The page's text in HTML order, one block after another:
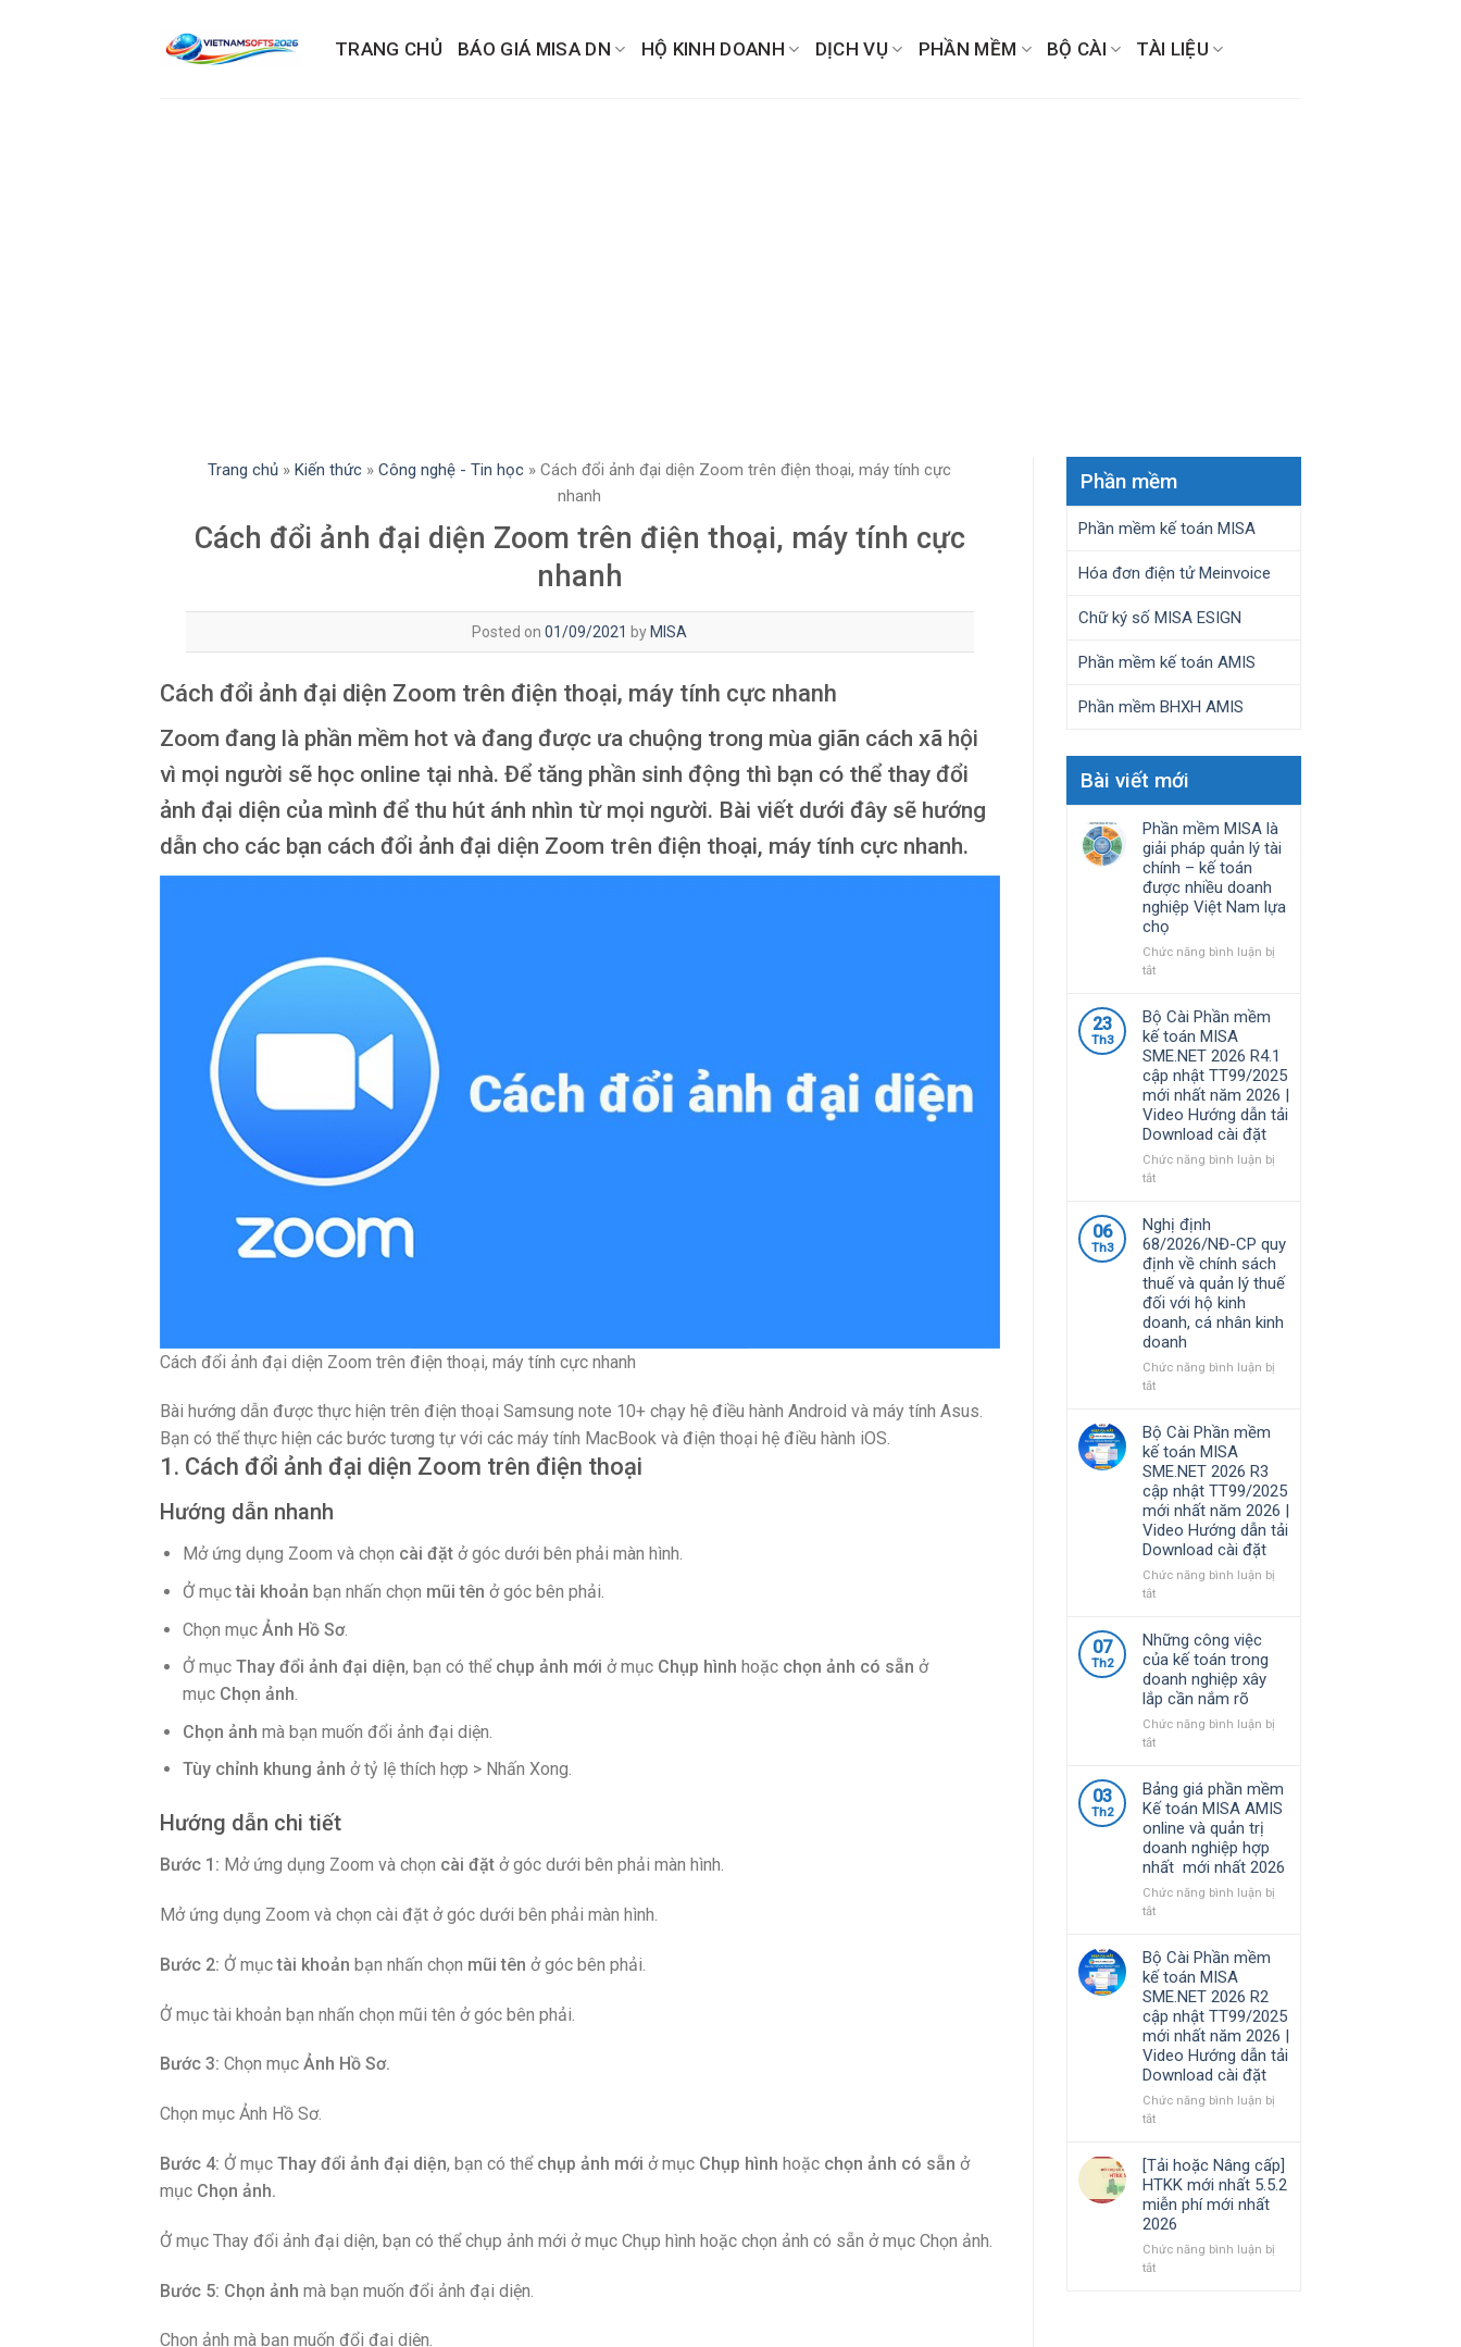
TRANG CHỦ BÁO GIÁ MISA DN HỘ KINH DOANH DỊCH VỤ PHẦN MỀM BỘ CÀI TÀI LIỆU
Trang chủ »Kiến thức »Công nghệ - Tin học »Cách đổi ảnh đại diện Zoom trên điện thoại, máy tính cực
nhanh
Cách đổi ảnh đại diện Zoom trên điện thoại, máy tính cực
nhanh
Posted on01/09/2021 byMISA
Cách đổi ảnh đại diện Zoom trên điện thoại, máy tính cực nhanh
Zoom đang là phần mềm hot và đang được ưa chuộng trong mùa giãn cách xã hội
vì mọi người sẽ học online tại nhà. Để tăng phần sinh động thì bạn có thể thay đổi
ảnh đại diện của mình để thu hút ánh nhìn từ mọi người. Bài viết dưới đây sẽ hướng
dẫn cho các bạn cách đổi ảnh đại diện Zoom trên điện thoại, máy tính cực nhanh.
Cách đổi ảnh đại diện Zoom trên điện thoại, máy tính cực nhanh
Bài hướng dẫn được thực hiện trên điện thoại Samsung note 10+ chạy hệ điều hành Android và máy tính Asus.
Bạn có thể thực hiện các bước tương tự với các máy tính MacBook và điện thoại hệ điều hành iOS.
1. Cách đổi ảnh đại diện Zoom trên điện thoại
Hướng dẫn nhanh
Mở ứng dụng Zoom và chọn cài đặtở góc dưới bên phải màn hình.
Ở mụctài khoản bạn nhấn chọn mũi tên ở góc bên phải.
Chọn mục Ảnh Hồ Sơ.
Ở mục Thay đổi ảnh đại diện, bạn có thể chụp ảnh mới ở mục Chụp hình hoặc chọn ảnh có sẵn ở
mục Chọn ảnh.
Chọn ảnh mà bạn muốn đổi ảnh đại diện.
Tùy chỉnh khung ảnh ở tỷ lệ thích hợp > Nhấn Xong.
Hướng dẫn chi tiết
Bước 1: Mở ứng dụng Zoom và chọn cài đặt ở góc dưới bên phải màn hình.
Mở ứng dụng Zoom và chọn cài đặt ở góc dưới bên phải màn hình.
Bước 2: Ở mụctài khoản bạn nhấn chọn mũi tên ở góc bên phải.
Ở mục tài khoản bạn nhấn chọn mũi tên ở góc bên phải.
Bước 3: Chọn mục Ảnh Hồ Sơ.
Chọn mục Ảnh Hồ Sơ.
Bước 4: Ở mục Thay đổi ảnh đại diện, bạn có thể chụp ảnh mới ở mục Chụp hình hoặc chọn ảnh có sẵn ở
mục Chọn ảnh.
Ở mục Thay đổi ảnh đại diện, bạn có thể chụp ảnh mới ở mục Chụp hình hoặc chọn ảnh có sẵn ở mục Chọn ảnh.
Bước 5: Chọn ảnh mà bạn muốn đổi ảnh đại diện.
Chọn ảnh mà bạn muốn đổi đại diện.
Phần mềm
Phần mềm kế toán MISA
Hóa đơn điện tử Meinvoice
Chữ ký số MISA ESIGN
Phần mềm kế toán AMIS
Phần mềm BHXH AMIS
Bài viết mới
Phần mềm MISA là
giải pháp quản lý tài
chính – kế toán
được nhiều doanh
nghiệp Việt Nam lựa
chọ
Chức năng bình luận bị
tắtở
mềm
MISA
là
giải
pháp
quản
lý
tài
chính
–
được
nhiều
doanh
nghiệp
Việt
Nam
lựa
23
Th3
Bộ Cài Phần mềm
kế toán MISA
SME.NET 2026 R4.1
cập nhật TT99/2025
mới nhất năm 2026 |
Video Hướng dẫn tải
Download cài đặt
Chức năng bình luận bị
tắtở
Phần
mềm
kế
toán
MISA
SME.NET
2026
R4.1
cập
mới
nhất
năm
2026
|
Video
Hướng
tải
Download
đặt
06
Th3
Nghị định
68/2026/NĐ-CP quy
định về chính sách
thuế và quản lý thuế
đối với hộ kinh
doanh, cá nhân kinh
doanh
Chức năng bình luận bị
tắtở
định
68/2026/NĐ-
CP
quy
định
về
chính
sách
thuế
và
thuế
đối
với
hộ
kinh
doanh,
kinh
doanh
Bộ Cài Phần mềm
kế toán MISA
SME.NET 2026 R3
cập nhật TT99/2025
mới nhất năm 2026 |
Video Hướng dẫn tải
Download cài đặt
Chức năng bình luận bị
tắtở
Phần
mềm
kế
toán
MISA
SME.NET
R3
cập
nhật
TT99/2025
mới
nhất
năm
2026
Hướng
dẫn
tải
Download
cài
đặt
07
Th2
Những công việc
của kế toán trong
doanh nghiệp xây
lắp cần nắm rõ
Chức năng bình luận bị
tắtở
công
việc
của
kế
toán
trong
doanh
nghiệp
cần
nắm
rõ
03
Th2
Bảng giá phần mềm
Kế toán MISA AMIS
online và quản trị
doanh nghiệp hợp
nhất mới nhất 2026
Chức năng bình luận bị
tắtở
giá
phần
mềm
Kế
toán
MISA
AMIS
online
và
quản
nghiệp
hợp
nhất
mới
nhất
2026
Bộ Cài Phần mềm
kế toán MISA
SME.NET 2026 R2
cập nhật TT99/2025
mới nhất năm 2026 |
Video Hướng dẫn tải
Download cài đặt
Chức năng bình luận bị
tắtở
Cài
Phần
mềm
kế
toán
MISA
SME.NET
[Tải hoặc Nâng cấp]
HTKK mới nhất 5.5.2
miễn phí mới nhất
2026
Chức năng bình luận bị
tắtở